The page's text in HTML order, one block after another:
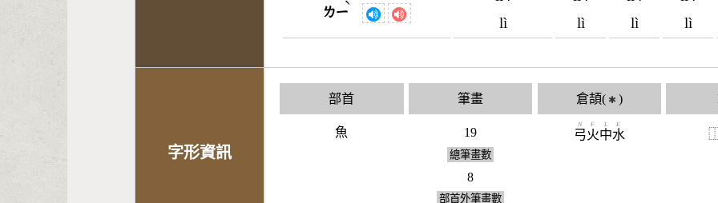
ㄌㄧ
ˋ
lì
lì
lì
lì
字形資訊
部首
魚
筆畫
19
總筆畫數
8
部首外筆畫數
倉頡( ✱ )
弓
N
火
F
中
L
水
E